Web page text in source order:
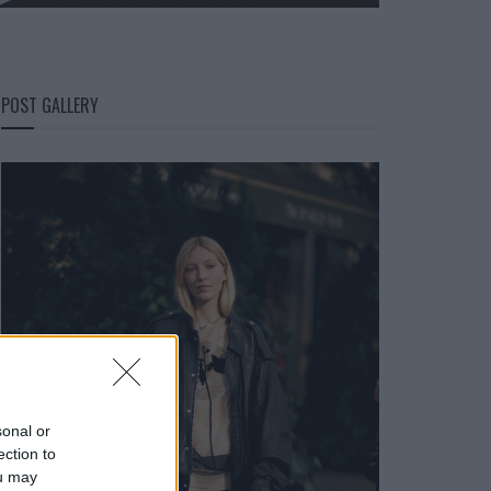
or
to
may
POST GALLERY